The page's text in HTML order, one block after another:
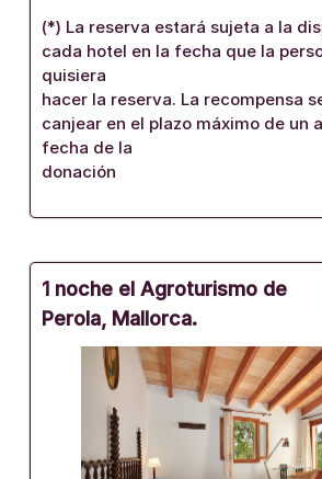
(*) La reserva estará sujeta a la
cada hotel en la fecha que la
quisiera
hacer la reserva. La recompensa
canjear en el plazo máximo de un
fecha de la
donación
1 noche el Agroturismo de
Perola, Mallorca.